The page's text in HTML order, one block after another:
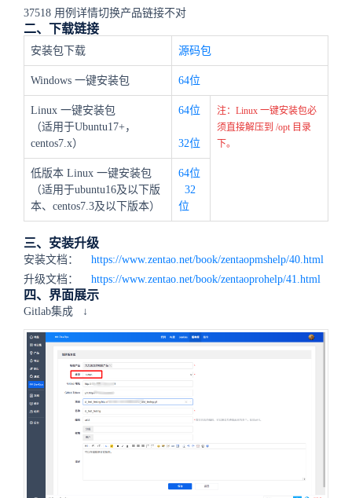
37518 用例详情切换产品链接不对
二、下载链接
安装包下载 源码包
Windows 一键安装包 64位
Linux 一键安装包
（适用于Ubuntu17+，
centos7.x）
64位
32位
注：Linux 一键安装包必
须直接解压到 /opt 目录
下。
低版本 Linux 一键安装包
（适用于ubuntu16及以下版
本、centos7.3及以下版本）
64位
32
位
三、安装升级
安装文档： https://www.zentao.net/book/zentaopmshelp/40.html
升级文档： https://www.zentao.net/book/zentaoprohelp/41.html
四、界面展示
Gitlab集成 ↓